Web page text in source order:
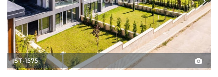
IST-1575